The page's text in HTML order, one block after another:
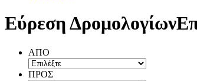
Εύρεση Δρομολογίων
ΑΠΟ
ΠΡΟΣ